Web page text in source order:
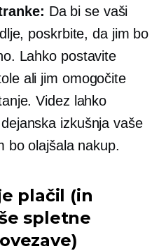
Da bi se vaši
poskrbite, da jim bo
Lahko postavite
ali jim omogočite
Videz lahko
izkušnja vaše
bo olajšala nakup.
plačil (in
spletne